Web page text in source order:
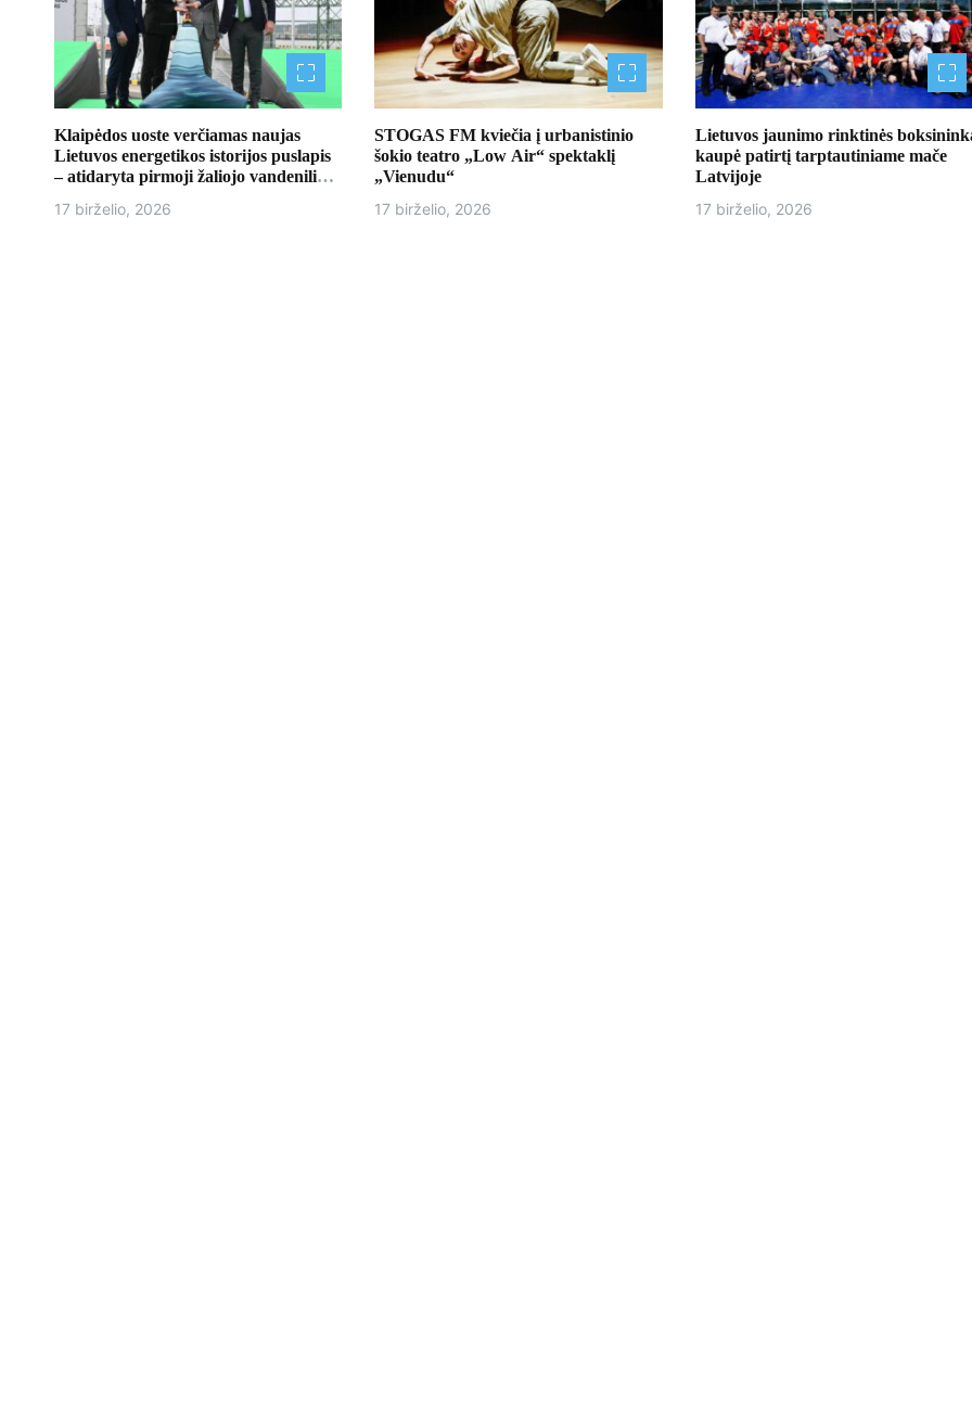
r
š
ų
Klaipėdos uoste verčiamas naujas
Lietuvos energetikos istorijos puslapis
– atidaryta pirmoji žaliojo vandenilio
17 birželio, 2026
STOGAS FM kviečia į urbanistinio
šokio teatro „Low Air“ spektaklį
„Vienudu“
17 birželio, 2026
Lietuvos jaunimo rinktinės
kaupė patirtį tarptautiniame mače
Latvijoje
17 birželio, 2026